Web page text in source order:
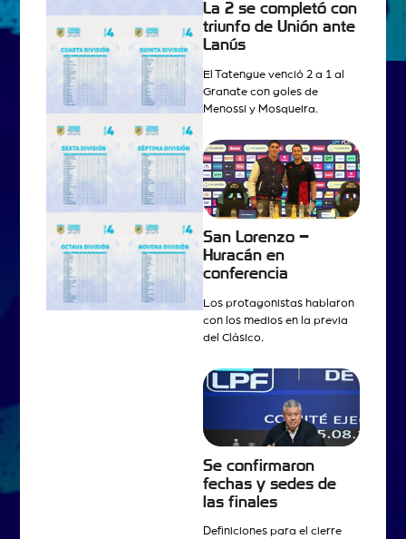
La 2 se completó con
triunfo de Unión ante
Lanús
El Tatengue venció 2 a 1 al
Granate con goles de
Menossi y Mosqueira.
San Lorenzo –
Huracán en
conferencia
Los protagonistas hablaron
con los medios en la previa
del Clásico.
Se confirmaron
fechas y sedes de
las finales
Definiciones para el cierre